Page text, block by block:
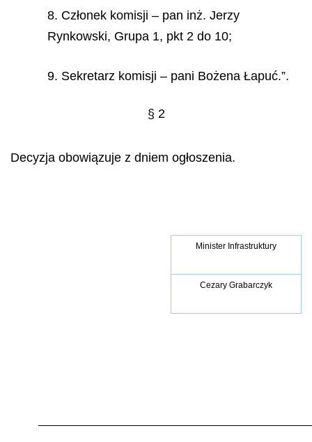
8. Członek komisji – pan inż. Jerzy
Rynkowski, Grupa 1, pkt 2 do 10;
9. Sekretarz komisji – pani Bożena Łapuć.”.
§ 2
Decyzja obowiązuje z dniem ogłoszenia.
Minister Infrastruktury
Cezary Grabarczyk